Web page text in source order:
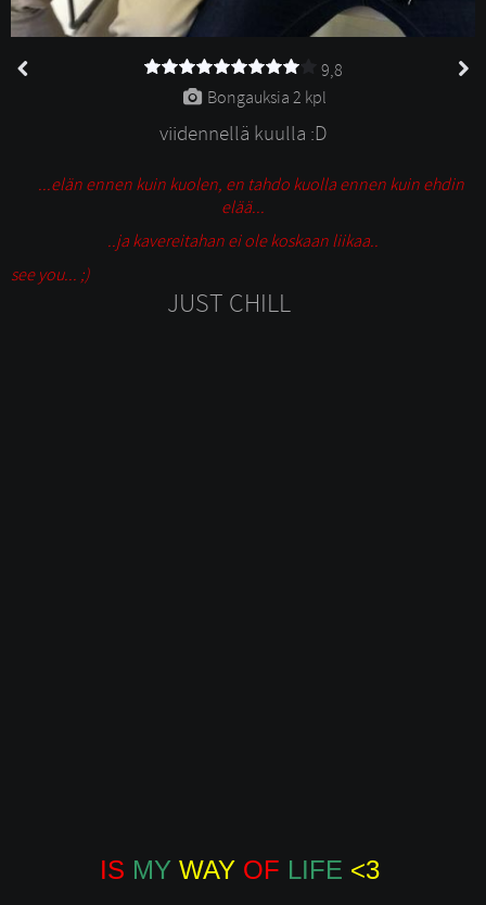
9,8
Bongauksia 2 kpl
viidennellä kuulla :D
...elän ennen kuin kuolen, en tahdo kuolla ennen kuin ehdin
elää...
..ja kavereitahan ei ole koskaan liikaa..
see you... ;)
JUST CHILL
IS MY WAY OF LIFE <3